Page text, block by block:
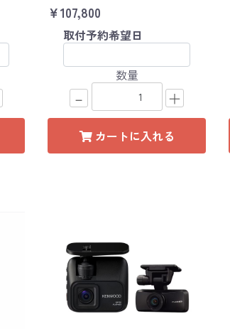
￥107,800
取付予約希望日
数量
－ ＋
カートに入れる